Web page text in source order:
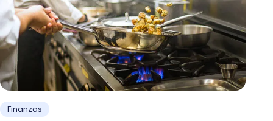
Finanzas